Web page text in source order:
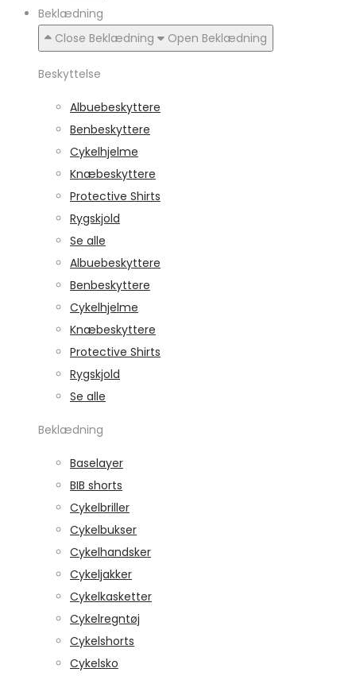
Beklædning
Close Beklædning
Open Beklædning
Beskyttelse
Albuebeskyttere
Benbeskyttere
Cykelhjelme
Knæbeskyttere
Protective Shirts
Rygskjold
Se alle
Albuebeskyttere
Benbeskyttere
Cykelhjelme
Knæbeskyttere
Protective Shirts
Rygskjold
Se alle
Beklædning
Baselayer
BIB shorts
Cykelbriller
Cykelbukser
Cykelhandsker
Cykeljakker
Cykelkasketter
Cykelregntøj
Cykelshorts
Cykelsko